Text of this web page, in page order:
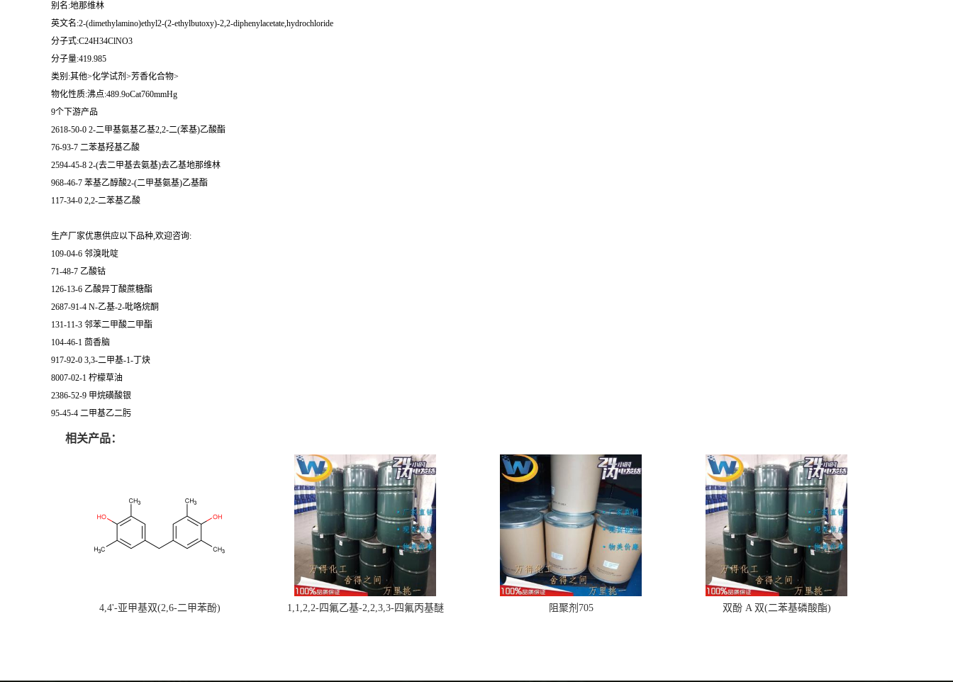
别名:地那维林
英文名:2-(dimethylamino)ethyl2-(2-ethylbutoxy)-2,2-diphenylacetate,hydrochloride
分子式:C24H34ClNO3
分子量:419.985
类别:其他>化学试剂>芳香化合物>
物化性质:沸点:489.9oCat760mmHg
9个下游产品
2618-50-0 2-二甲基氨基乙基2,2-二(苯基)乙酸酯
76-93-7 二苯基羟基乙酸
2594-45-8 2-(去二甲基去氨基)去乙基地那维林
968-46-7 苯基乙醇酸2-(二甲基氨基)乙基酯
117-34-0 2,2-二苯基乙酸
生产厂家优惠供应以下品种,欢迎咨询:
109-04-6 邻溴吡啶
71-48-7 乙酸钴
126-13-6 乙酸异丁酸蔗糖酯
2687-91-4 N-乙基-2-吡咯烷酮
131-11-3 邻苯二甲酸二甲酯
104-46-1 茴香脑
917-92-0 3,3-二甲基-1-丁炔
8007-02-1 柠檬草油
2386-52-9 甲烷磺酸银
95-45-4 二甲基乙二肟
相关产品：
4,4'-亚甲基双(2,6-二甲苯酚) 1,1,2,2-四氟乙基-2,2,3,3-四氟丙基醚 阻聚剂705 双酚 A 双(二苯基磷酸酯)